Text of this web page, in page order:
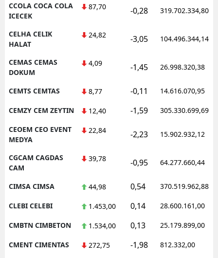
CCOLA COCA COLA
ICECEK
87,70 -0,28 319.702.334,80
CELHA CELIK
HALAT
24,82 -3,05 104.496.344,14
CEMAS CEMAS
DOKUM
4,09 -1,45 26.998.320,38
CEMTS CEMTAS 8,77 -0,11 14.616.070,95
CEMZY CEM ZEYTIN 12,40 -1,59 305.330.699,69
CEOEM CEO EVENT
MEDYA
22,84 -2,23 15.902.932,12
CGCAM CAGDAS
CAM
39,78 -0,95 64.277.660,44
CIMSA CIMSA 44,98 0,54 370.519.962,88
CLEBI CELEBI 1.453,00 0,14 28.600.161,00
CMBTN CIMBETON 1.534,00 0,13 25.179.899,00
CMENT CIMENTAS 272,75 -1,98 812.332,00